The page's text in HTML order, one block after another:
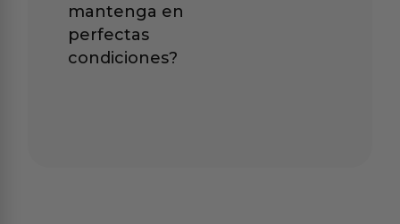
mantenga en
perfectas
condiciones?